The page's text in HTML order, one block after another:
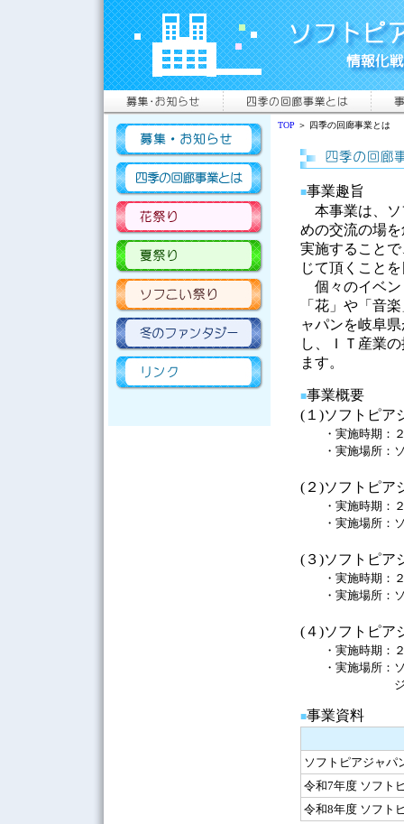
TOP ＞ 四季の回廊事業とは
■事業趣旨
本事業は、ソ
めの交流の場
実施すること
じて頂くこと
個々のイベン
「花」や「音
ャパンを岐阜
し、ＩＴ産業
ます。
■事業概要
(１)ソフトピア
・実施時期：
・実施場所：
(２)ソフトピア
・実施時期：
・実施場所：
(３)ソフトピア
・実施時期：
・実施場所：
(４)ソフトピア
・実施時期：
・実施場所：
■事業資料
ソフトピアジャパ
令和7年度 ソフト
令和8年度 ソフト